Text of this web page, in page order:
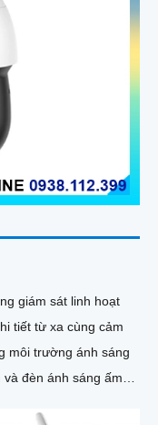
giám sát linh hoạt
tiết từ xa cùng cảm
môi trường ánh sáng
đèn ánh sáng ấm